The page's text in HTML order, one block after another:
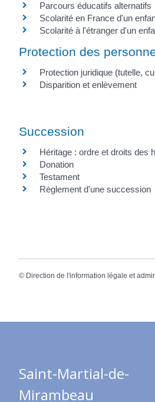
Parcours éducatifs alternatifs
Scolarité en France d'un
Scolarité à l'étranger d'un
Protection des
Protection juridique (tutelle,
Disparition et enlèvement
Succession
Héritage : ordre et droits des
Donation
Testament
Règlement d'une succession
© Direction de l'information légale et
Saint-Martial-de-
Mirambeau